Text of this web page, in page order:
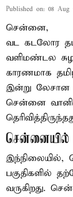
Published on: 08 Aug
சென்னை,
வட கடலோர
வளிமண்டல
காரணமாக
இன்று லேசான
சென்னை
இந்நிலையில்,
பகுதிகளில்
வருகிறது.